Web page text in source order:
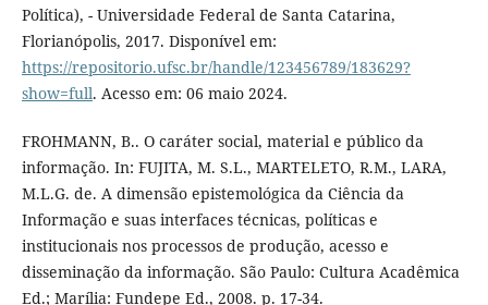
Política), - Universidade Federal de Santa Catarina,
Florianópolis, 2017. Disponível em:
https://repositorio.ufsc.br/handle/123456789/183629?
show=full. Acesso em: 06 maio 2024.
FROHMANN, B.. O caráter social, material e público da
informação. In: FUJITA, M. S.L., MARTELETO, R.M., LARA,
M.L.G. de. A dimensão epistemológica da Ciência da
Informação e suas interfaces técnicas, políticas e
institucionais nos processos de produção, acesso e
disseminação da informação. São Paulo: Cultura Acadêmica
Ed.; Marília: Fundepe Ed., 2008. p. 17-34.